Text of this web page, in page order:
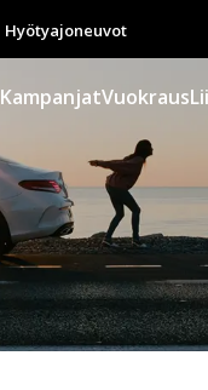
Hyötyajoneuvot
KampanjatVuokraus